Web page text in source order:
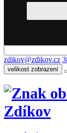
zdikov@zdikov.cz
velikost zobrazení
Zdíkov